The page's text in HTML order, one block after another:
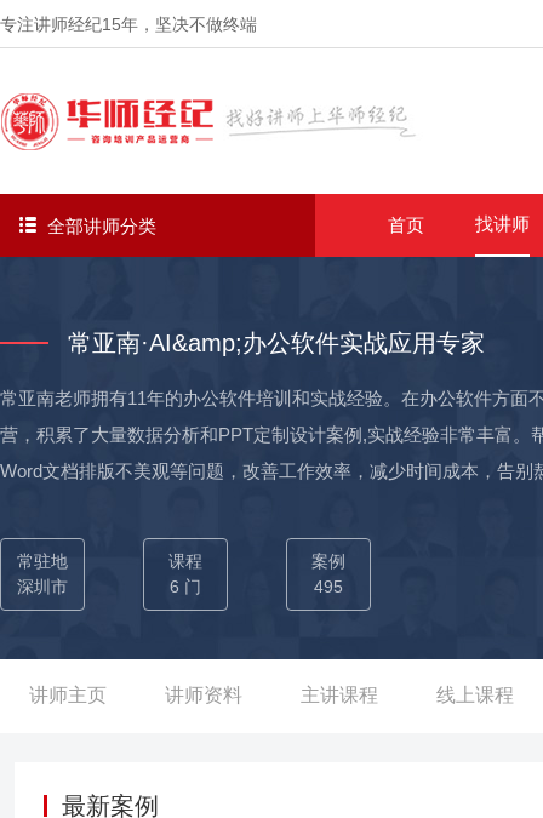
专注讲师经纪15年 ，坚决不做终端
全部讲师分类 首页 找讲师
常亚南·AI&amp;办公软件实战应用专家
常亚南老师拥有11年的办公软件培训和实战经验。在办公软件方
营，积累了大量数据分析和PPT定制设计案例,实战经验非常丰富
Word文档排版不美观等问题，改善工作效率，减少时间成本，告别熬夜和无限改稿。 实战经验丰富
期。招商银行苏州分行6期。主导「AI+Office」智能办公系统落地
能、办公提效三大场景论沉淀。 辅导超过100位财务人员的Excel
基本的Excel技能远远不能满足工作的需求。常老师和100多位财
薄片培训PPT制作技巧，帮助2期共50位PPT重度使用者梳理了正
公司）设计品宣PPT；为茅台、钓鱼台国宾酒、中山大学附属医
常驻地
深圳市
课程
6 门
案例
495
讲师主页 讲师资料 主讲课程 线上课程
最新案例